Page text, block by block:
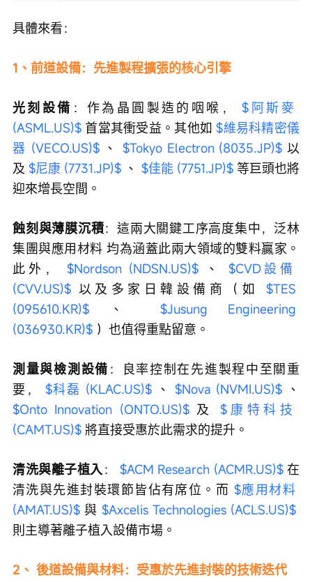
具體來看：
1、前道設備：先進製程擴張的核心引擎
光刻設備 ：作為晶圓製造的咽喉， $阿斯麥
(ASML.US)$ 首當其衝受益。其他如 $維易科精密儀
器 (VECO.US)$ 、 $Tokyo Electron (8035.JP)$ 以
及 $尼康 (7731.JP)$ 、 $佳能 (7751.JP)$ 等巨頭也將
迎來增長空間。
蝕刻與薄膜沉積：這兩大關鍵工序高度集中，泛林
集團與應用材料 均為涵蓋此兩大領域的雙料贏家。
此外， $Nordson (NDSN.US)$ 、 $CVD設備
(CVV.US)$ 以及多家日韓設備商（如 $TES
(095610.KR)$ 、 $Jusung Engineering
(036930.KR)$ ）也值得重點留意。
測量與檢測設備 ：良率控制在先進製程中至關重
要， $科磊 (KLAC.US)$ 、 $Nova (NVMI.US)$ 、
$Onto Innovation (ONTO.US)$ 及 $康特科技
(CAMT.US)$ 將直接受惠於此需求的提升。
清洗與離子植入： $ACM Research (ACMR.US)$ 在
清洗與先進封裝環節皆佔有席位。而 $應用材料
(AMAT.US)$ 與 $Axcelis Technologies (ACLS.US)$
則主導著離子植入設備市場。
2、 後道設備與材料：受惠於先進封裝的技術迭代